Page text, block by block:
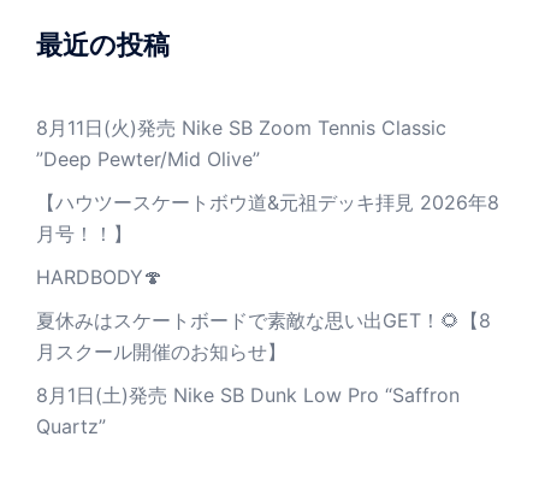
最近の投稿
8月11日(火)発売 Nike SB Zoom Tennis Classic
”Deep Pewter/Mid Olive”
【ハウツースケートボウ道&元祖デッキ拝見 2026年8
月号！！】
HARDBODY🍄
夏休みはスケートボードで素敵な思い出GET！🌻【8
月スクール開催のお知らせ】
8月1日(土)発売 Nike SB Dunk Low Pro “Saffron
Quartz”